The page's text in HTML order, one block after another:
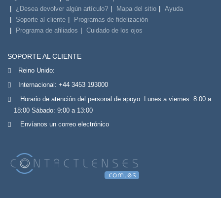
¿Desea devolver algún artículo?
Mapa del sitio
Ayuda
Soporte al cliente
Programas de fidelización
Programa de afiliados
Cuidado de los ojos
SOPORTE AL CLIENTE
Reino Unido:
Internacional: +44 3453 193000
Horario de atención del personal de apoyo: Lunes a viernes: 8:00 a
18:00 Sábado: 9:00 a 13:00
Envíanos un correo electrónico